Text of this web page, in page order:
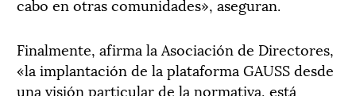
cabo en otras comunidades», aseguran.
Finalmente, afirma la Asociación de Directores,
«la implantación de la plataforma GAUSS desde
una visión particular de la normativa, está